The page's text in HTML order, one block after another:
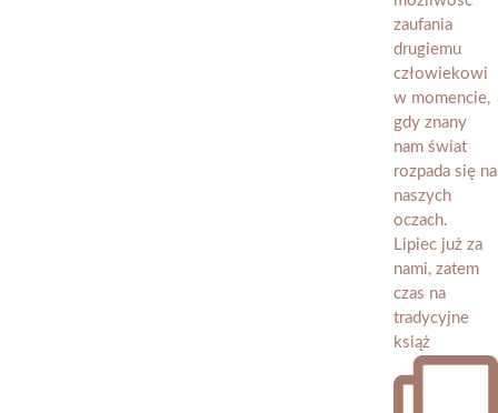
Lipiec już za
nami, zatem
czas na
tradycyjne
książ